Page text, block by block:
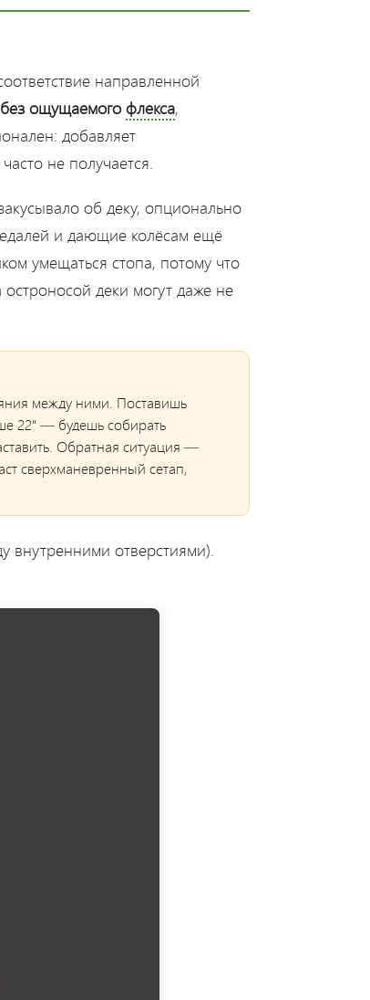
направленной
без ощущаемого флекса,
добавляет
не получается.
об деку, опционально
и дающие колёсам ещё
умещаться стопа, потому что
деки могут даже не
между ними. Поставишь
22" — будешь собирать
Обратная ситуация —
сверхманевренный сетап,
внутренними отверстиями).